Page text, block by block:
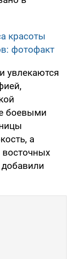
красоты
фотофакт
увлекаются
боевыми
а